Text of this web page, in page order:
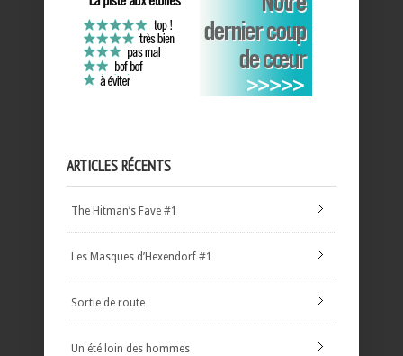
ARTICLES RÉCENTS
The Hitman’s Fave #1
Les Masques d’Hexendorf #1
Sortie de route
Un été loin des hommes